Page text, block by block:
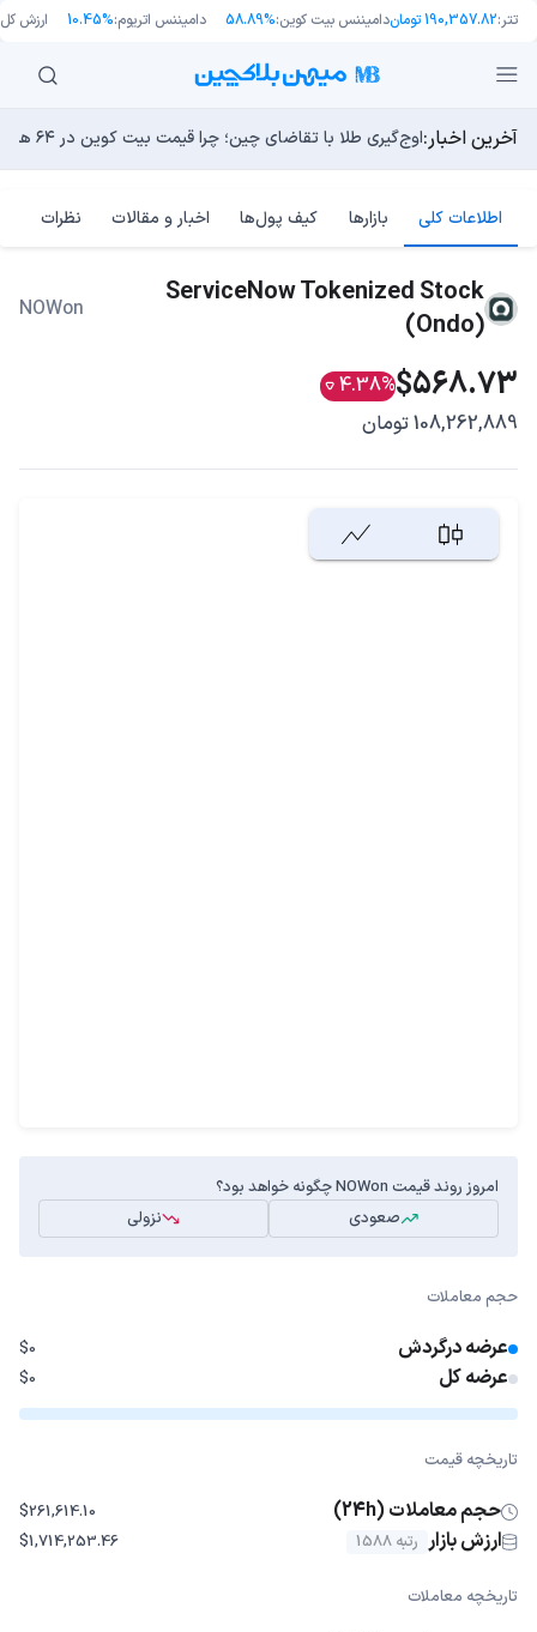
تتر:190,357.82 تومان دامیننس بیت کوین:58.89% دامیننس اتریوم:10.45% ارزش کل
آخرین اخبار:اوج‌گیری طلا با تقاضای چین؛ چرا قیمت بیت کوین در ۶۴ هزار دلار درجا می‌زند؟
بدترین نمودار برای گاوهای بیت کوین؛ آیا دوران رالی‌های
انتقال ۶۶ میلیون دلاری بیت کوین توسط مایکرواستراتژی؛ آیا فشار فروش جدیدی در راه است؟
یک نقشه راه کوانتومی، بیت‌کوین را بسیار بالاتر خواهد برد
چگونه «دارایی‌های دنیای واقعیِ جعلی» به جدیدترین جنون
اطلاعات کلی بازارها کیف پول‌ها اخبار و مقالات نظرات
ServiceNow Tokenized Stock
(Ondo)
NOWon
$568.73
4.38%
108,262,889 تومان
امروز روند قیمت NOWon چگونه خواهد بود؟
صعودی
نزولی
حجم معاملات
عرضه درگردش $0
عرضه کل $0
تاریخچه قیمت
حجم معاملات (24h) $261,614.10
ارزش بازار رتبه 1588 $1,714,253.46
تاریخچه معاملات